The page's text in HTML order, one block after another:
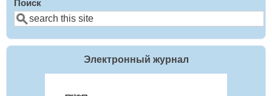
Поиск
Электронный журнал